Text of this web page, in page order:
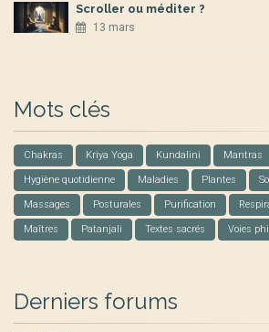
Scroller ou méditer ?
13 mars
Mots clés
Chakras Kriya Yoga Kundalini Mantras
Hygiène quotidienne Maladies Plantes
Massages Posturales Purification
Maîtres Patanjali Textes sacrés Voies
Derniers forums